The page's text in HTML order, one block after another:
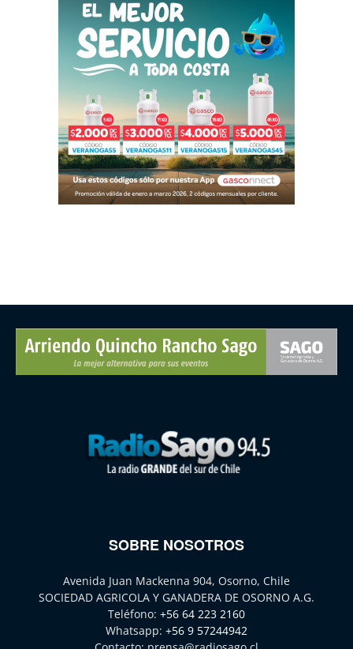
SOBRE NOSOTROS
Avenida Juan Mackenna 904, Osorno, Chile
SOCIEDAD AGRICOLA Y GANADERA DE OSORNO A.G.
Teléfono: +56 64 223 2160
Whatsapp: +56 9 57244942